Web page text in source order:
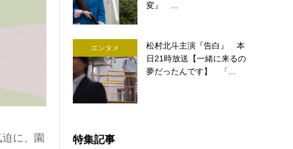
に、園
変』 ...
エンタメ
松村北斗主演『告白』 本
日21時放送【一緒に来るの
夢だったんです】 「...
特集記事